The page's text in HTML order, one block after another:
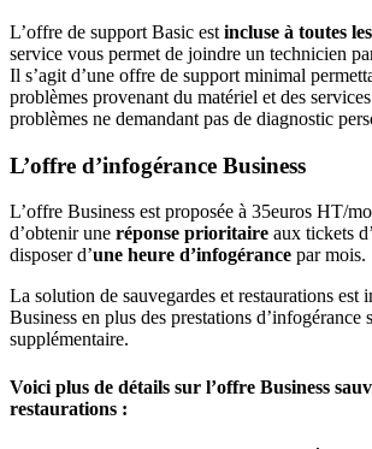
L’offre de support Basic est incluse à toutes
service vous permet de joindre un technicien
Il s’agit d’une offre de support minimal
problèmes provenant du matériel et des
problèmes ne demandant pas de diagnostic
L’offre d’infogérance Business
L’offre Business est proposée à 35euros HT/
d’obtenir une réponse prioritaire aux tickets
disposer d’une heure d’infogérance par mois.
La solution de sauvegardes et restaurations est
Business en plus des prestations d’infogérance
supplémentaire.
Voici plus de détails sur l’offre Business
restaurations :